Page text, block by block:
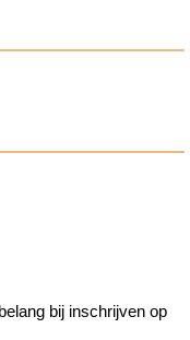
bij inschrijven op